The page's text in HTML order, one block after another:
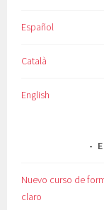
Español
Català
English
Nuevo curso de
claro